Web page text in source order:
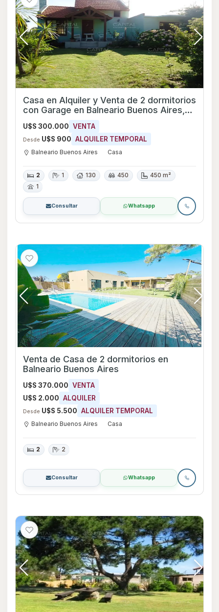
Casa en Alquiler y Venta de 2 dormitorios
con Garage en Balneario Buenos Aires,
U$S 300.000 VENTA
Desde U$S 900 ALQUILER TEMPORAL
Balneario Buenos Aires Casa
2 1 130 450
450 m²
1
Consultar Whatsapp
Venta de Casa de 2 dormitorios en
Balneario Buenos Aires
U$S 370.000 VENTA
U$S 2.000 ALQUILER
Desde U$S 5.500 ALQUILER TEMPORAL
Balneario Buenos Aires Casa
2 2
Consultar Whatsapp